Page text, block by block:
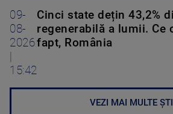
09-
08-
2026
15:42
Cinci state dețin 43,2%
regenerabilă a lumii. Ce
fapt, România
VEZI MAI MULTE